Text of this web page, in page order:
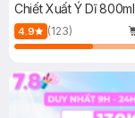
Chiết Xuất Ý Dĩ 800ml
4.9 (123)